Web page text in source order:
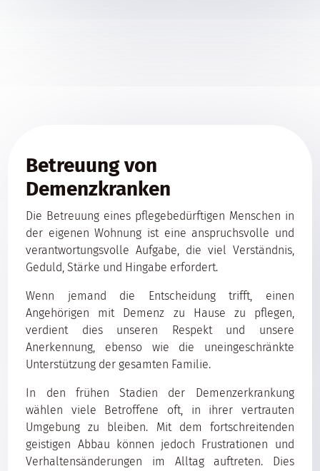
Betreuung von
Demenzkranken
Die Betreuung eines pflegebedürftigen Menschen in
der eigenen Wohnung ist eine anspruchsvolle und
verantwortungsvolle Aufgabe, die viel Verständnis,
Geduld, Stärke und Hingabe erfordert.
Wenn jemand die Entscheidung trifft, einen
Angehörigen mit Demenz zu Hause zu pflegen,
verdient dies unseren Respekt und unsere
Anerkennung, ebenso wie die uneingeschränkte
Unterstützung der gesamten Familie.
In den frühen Stadien der Demenzerkrankung
wählen viele Betroffene oft, in ihrer vertrauten
Umgebung zu bleiben. Mit dem fortschreitenden
geistigen Abbau können jedoch Frustrationen und
Verhaltensänderungen im Alltag auftreten. Dies